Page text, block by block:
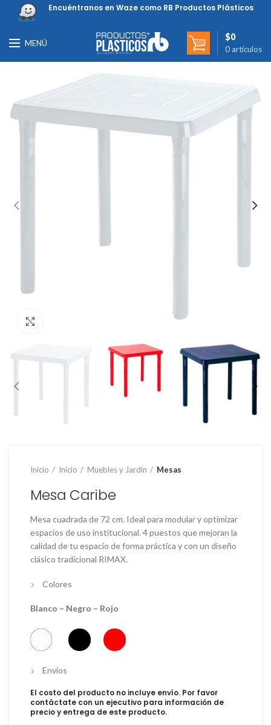
Encuéntranos en Waze como RB Productos Plásticos
MENÚ
0 artículos
$0
Inicio Inicio Muebles y Jardín Mesas
Mesa Caribe
Mesa cuadrada de 72 cm. Ideal para modular y optimizar
espacios de uso institucional. 4 puestos que mejoran la
calidad de tu espacio de forma práctica y con un diseño
clásico tradicional RIMAX.
Colores
Blanco – Negro – Rojo
Envíos
El costo del producto no incluye envío. Por favor
contáctate con un ejecutivo para información de
precio y entrega de este producto.